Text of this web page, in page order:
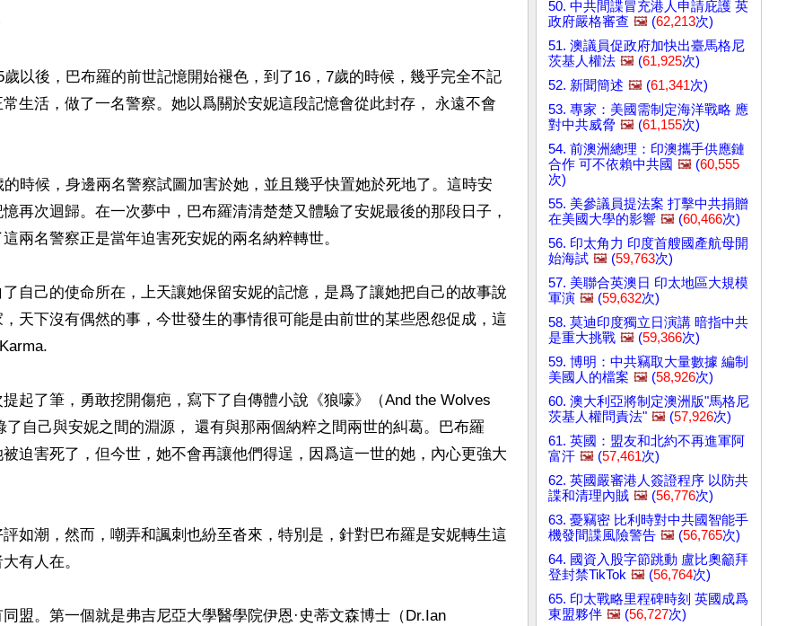
以後，巴布羅的前世記憶開始褪色，到了16，7歲的時候，幾乎完全不記
生活，做了一名警察。她以爲關於安妮這段記憶會從此封存， 永遠不會
時候，身邊兩名警察試圖加害於她，並且幾乎快置她於死地了。這時安
再次迴歸。在一次夢中，巴布羅清清楚楚又體驗了安妮最後的那段日子，
兩名警察正是當年迫害死安妮的兩名納粹轉世。
自己的使命所在，上天讓她保留安妮的記憶，是爲了讓她把自己的故事說
天下沒有偶然的事，今世發生的事情很可能是由前世的某些恩怨促成，這
起了筆，勇敢挖開傷疤，寫下了自傳體小說《狼嚎》（And the Wolves
了自己與安妮之間的淵源， 還有與那兩個納粹之間兩世的糾葛。巴布羅
迫害死了，但今世，她不會再讓他們得逞，因爲這一世的她，內心更強大
如潮，然而，嘲弄和諷刺也紛至沓來，特別是，針對巴布羅是安妮轉生這
有人在。
盟。第一個就是弗吉尼亞大學醫學院伊恩·史蒂文森博士（Dr.Ian
50. 中共間諜冒充港人申請庇護 英
政府嚴格審查 🖼️ (62,213次)
51. 澳議員促政府加快出臺馬格尼
茨基人權法 🖼️ (61,925次)
52. 新聞簡述 🖼️ (61,341次)
53. 專家：美國需制定海洋戰略 應
對中共威脅 🖼️ (61,155次)
54. 前澳洲總理：印澳攜手供應鏈
合作 可不依賴中共國 🖼️ (60,555
次)
55. 美參議員提法案 打擊中共捐贈
在美國大學的影響 🖼️ (60,466次)
56. 印太角力 印度首艘國產航母開
始海試 🖼️ (59,763次)
57. 美聯合英澳日 印太地區大規模
軍演 🖼️ (59,632次)
58. 莫迪印度獨立日演講 暗指中共
是重大挑戰 🖼️ (59,366次)
59. 博明：中共竊取大量數據 編制
美國人的檔案 🖼️ (58,926次)
60. 澳大利亞將制定澳洲版"馬格尼
茨基人權問責法" 🖼️ (57,926次)
61. 英國：盟友和北約不再進軍阿
富汗 🖼️ (57,461次)
62. 英國嚴審港人簽證程序 以防共
諜和清理內賊 🖼️ (56,776次)
63. 憂竊密 比利時對中共國智能手
機發間諜風險警告 🖼️ (56,765次)
64. 國資入股字節跳動 盧比奧籲拜
登封禁TikTok 🖼️ (56,764次)
65. 印太戰略里程碑時刻 英國成爲
東盟夥伴 🖼️ (56,727次)